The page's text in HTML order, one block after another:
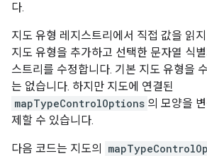
다.
지도 유형 레지스트리에서 직접 값을 읽
지도 유형을 추가하고 선택한 문자열 식
스트리를 수정합니다. 기본 지도 유형을
는 없습니다. 하지만 지도에 연결된
mapTypeControlOptions 의 모양을
제할 수 있습니다.
다음 코드는 지도의